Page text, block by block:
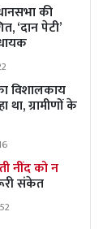
की
‘दान पेटी’
विशालकाय
ग्रामीणों के
नींद को न
संकेत